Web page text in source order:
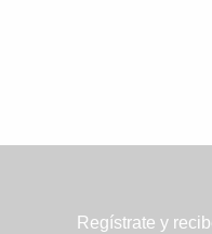
Regístrate y